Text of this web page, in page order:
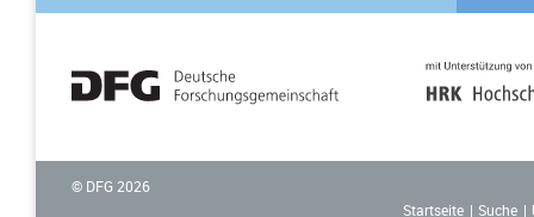
© DFG 2026
Startseite
Suche